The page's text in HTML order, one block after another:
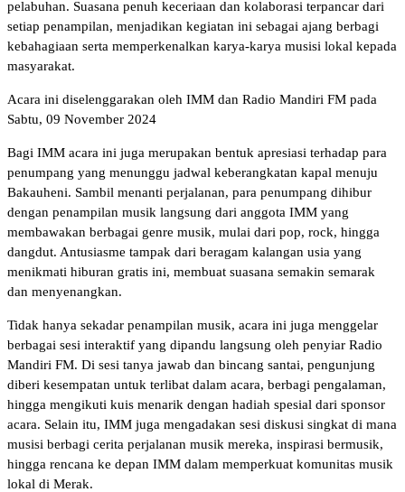
pelabuhan. Suasana penuh keceriaan dan kolaborasi terpancar dari
setiap penampilan, menjadikan kegiatan ini sebagai ajang berbagi
kebahagiaan serta memperkenalkan karya-karya musisi lokal kepada
masyarakat.
Acara ini diselenggarakan oleh IMM dan Radio Mandiri FM pada
Sabtu, 09 November 2024
Bagi IMM acara ini juga merupakan bentuk apresiasi terhadap para
penumpang yang menunggu jadwal keberangkatan kapal menuju
Bakauheni. Sambil menanti perjalanan, para penumpang dihibur
dengan penampilan musik langsung dari anggota IMM yang
membawakan berbagai genre musik, mulai dari pop, rock, hingga
dangdut. Antusiasme tampak dari beragam kalangan usia yang
menikmati hiburan gratis ini, membuat suasana semakin semarak
dan menyenangkan.
Tidak hanya sekadar penampilan musik, acara ini juga menggelar
berbagai sesi interaktif yang dipandu langsung oleh penyiar Radio
Mandiri FM. Di sesi tanya jawab dan bincang santai, pengunjung
diberi kesempatan untuk terlibat dalam acara, berbagi pengalaman,
hingga mengikuti kuis menarik dengan hadiah spesial dari sponsor
acara. Selain itu, IMM juga mengadakan sesi diskusi singkat di mana
musisi berbagi cerita perjalanan musik mereka, inspirasi bermusik,
hingga rencana ke depan IMM dalam memperkuat komunitas musik
lokal di Merak.